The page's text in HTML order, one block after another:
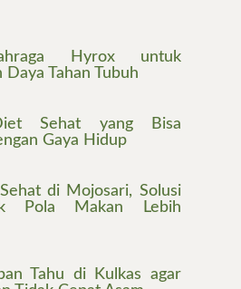
Hyrox untuk
Daya Tahan Tubuh
Sehat yang Bisa
Gaya Hidup
di Mojosari, Solusi
Pola Makan Lebih
Tahu di Kulkas agar